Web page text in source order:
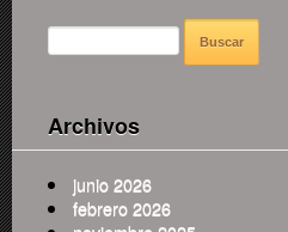
Archivos
junio 2026
febrero 2026